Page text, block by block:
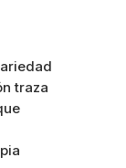
traza